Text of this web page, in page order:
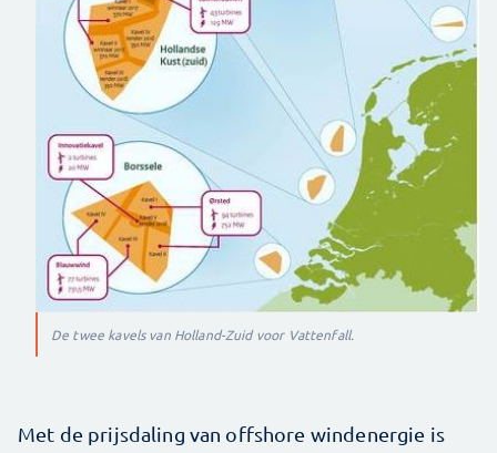
De twee kavels van Holland-Zuid voor Vattenfall.
Met de prijsdaling van offshore windenergie is